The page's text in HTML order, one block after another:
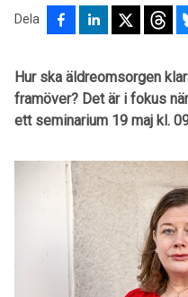
Dela
Hur ska äldreomsorgen
framöver? Det är i fokus
ett seminarium 19 maj kl.